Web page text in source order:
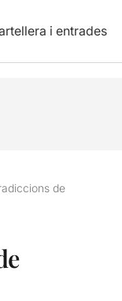
i entrades
de